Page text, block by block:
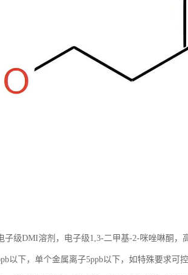
子级DMI溶剂，电子级1,3-二甲基-2-咪唑啉酮，
以下，单个金属离子5ppb以下，如特殊要求可